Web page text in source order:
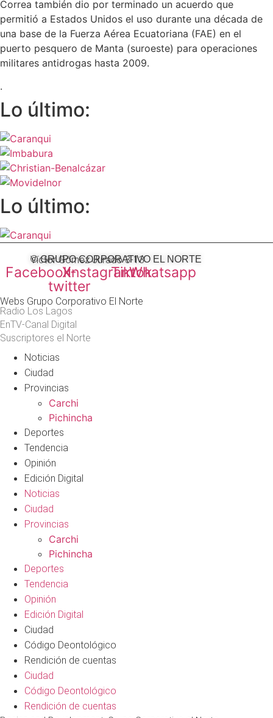
Correa también dio por terminado un acuerdo que
permitió a Estados Unidos el uso durante una década de
una base de la Fuerza Aérea Ecuatoriana (FAE) en el
puerto pesquero de Manta (suroeste) para operaciones
militares antidrogas hasta 2009.
.
Lo último:
Lo último:
© GRUPO CORPORATIVO EL NORTE
Víctor Gómez Jurado 3-13
Facebook
X-
twitter
Instagram
Tiktok
Whatsapp
Webs Grupo Corporativo El Norte
Radio Los Lagos
EnTV-Canal Digital
Suscriptores el Norte
Noticias
Ciudad
Provincias
Carchi
Pichincha
Deportes
Tendencia
Opinión
Edición Digital
Noticias
Ciudad
Provincias
Carchi
Pichincha
Deportes
Tendencia
Opinión
Edición Digital
Ciudad
Código Deontológico
Rendición de cuentas
Ciudad
Código Deontológico
Rendición de cuentas